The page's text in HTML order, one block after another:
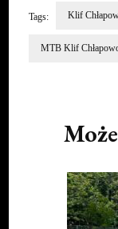
Tags: Klif
MTB Klif